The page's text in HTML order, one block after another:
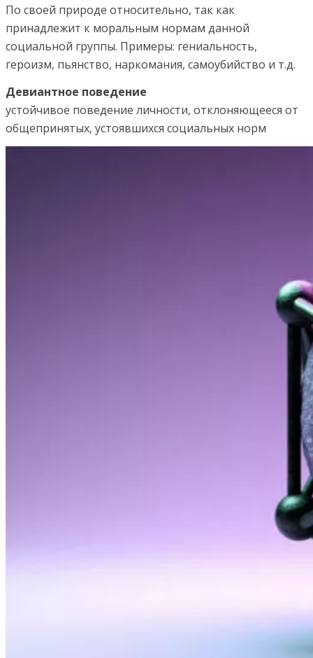
По своей природе относительно, так как
принадлежит к моральным нормам данной
социальной группы. Примеры: гениальность,
героизм, пьянство, наркомания, самоубийство и т.д.
Девиантное поведение
устойчивое поведение личности, отклоняющееся от
общепринятых, устоявшихся социальных норм